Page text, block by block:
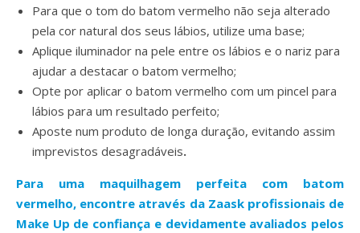
Para que o tom do batom vermelho não seja alterado
pela cor natural dos seus lábios, utilize uma base;
Aplique iluminador na pele entre os lábios e o nariz para
ajudar a destacar o batom vermelho;
Opte por aplicar o batom vermelho com um pincel para
lábios para um resultado perfeito;
Aposte num produto de longa duração, evitando assim
imprevistos desagradáveis.
Para uma maquilhagem perfeita com batom
vermelho, encontre através da Zaask profissionais de
Make Up de confiança e devidamente avaliados pelos